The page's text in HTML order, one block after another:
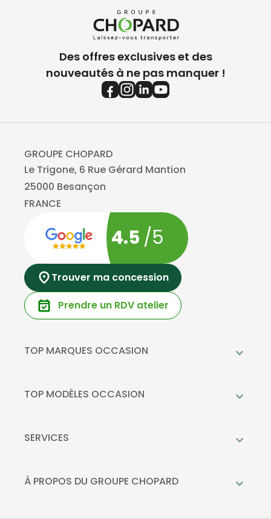
Des offres exclusives et des
nouveautés à ne pas manquer !
GROUPE CHOPARD
Le Trigone, 6 Rue Gérard Mantion
25000 Besançon
FRANCE
4.5 /5
Trouver ma concession
Prendre un RDV atelier
TOP MARQUES OCCASION
Mercedes-Benz
Kia
TOP MODÈLES OCCASION
Peugeot 208
SERVICES
Livraison à domicile
La Recharge Chopard
À PROPOS DU GROUPE CHOPARD